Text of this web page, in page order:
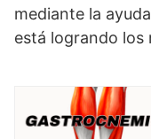
mediante la
está logrando los